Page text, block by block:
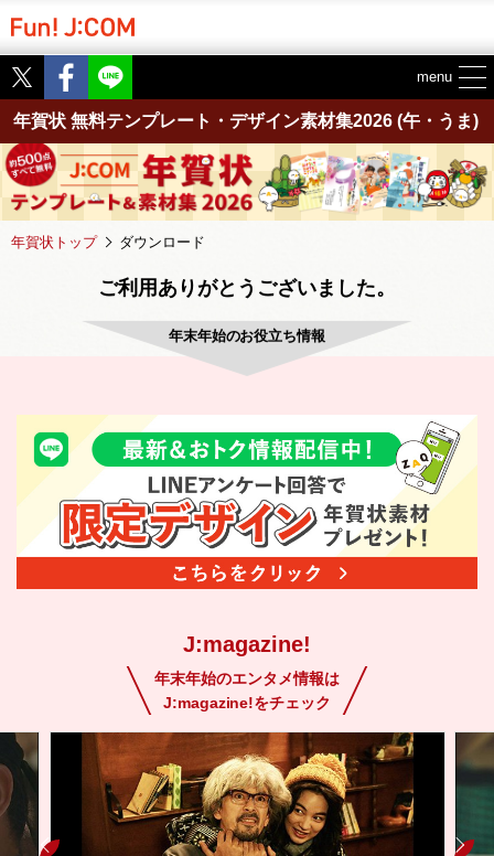
Twitter Facebook
menu
年賀状 無料テンプレート・デザイン素材集2026 (午・うま)
年賀状トップ ダウンロード
ご利用ありがとうございました。
年末年始のお役立ち情報
J:magazine!
年末年始のエンタメ情報は
J:magazine!をチェック